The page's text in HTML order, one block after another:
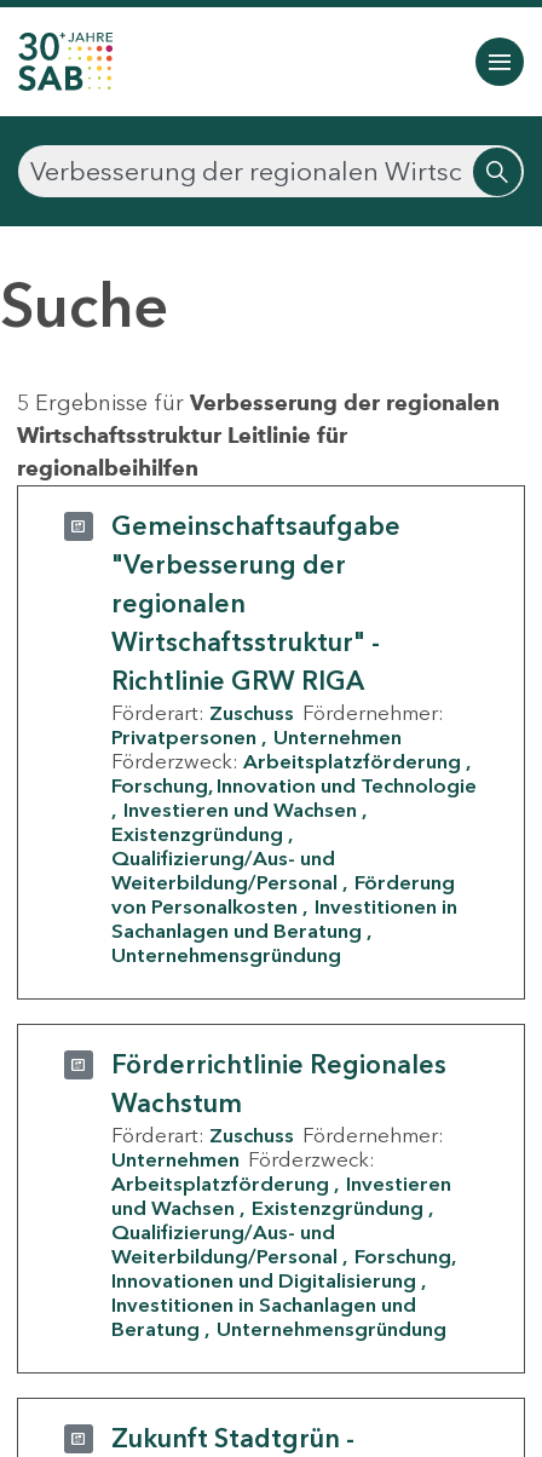
Suche
5 Ergebnisse für Verbesserung der regionalen
Wirtschaftsstruktur Leitlinie für
regionalbeihilfen
Gemeinschaftsaufgabe
"Verbesserung der
regionalen
Wirtschaftsstruktur" -
Richtlinie GRW RIGA
Förderart: Zuschuss Fördernehmer:
Privatpersonen
Unternehmen
Förderzweck: Arbeitsplatzförderung
Forschung, Innovation und Technologie
Investieren und Wachsen
Existenzgründung
Qualifizierung/Aus- und
Weiterbildung/Personal
Förderung
von Personalkosten
Investitionen in
Sachanlagen und Beratung
Unternehmensgründung
Förderrichtlinie Regionales
Wachstum
Förderart: Zuschuss Fördernehmer:
Unternehmen Förderzweck:
Arbeitsplatzförderung
Investieren
und Wachsen
Existenzgründung
Qualifizierung/Aus- und
Weiterbildung/Personal
Forschung,
Innovationen und Digitalisierung
Investitionen in Sachanlagen und
Beratung
Unternehmensgründung
Zukunft Stadtgrün -